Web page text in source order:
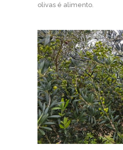
olivas é alimento.